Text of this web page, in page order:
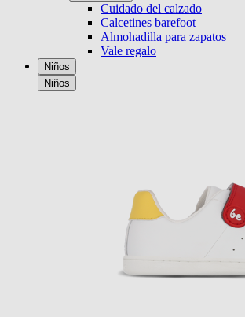
Cuidado del calzado
Calcetines barefoot
Almohadilla para zapatos
Vale regalo
Niños
Niños